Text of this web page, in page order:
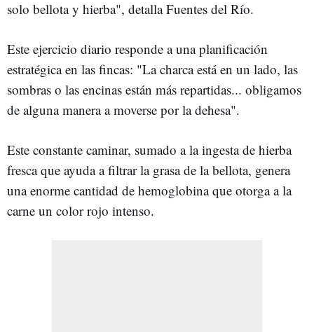
solo bellota y hierba", detalla Fuentes del Río.
Este ejercicio diario responde a una planificación
estratégica en las fincas: "La charca está en un lado, las
sombras o las encinas están más repartidas... obligamos
de alguna manera a moverse por la dehesa".
Este constante caminar, sumado a la ingesta de hierba
fresca que ayuda a filtrar la grasa de la bellota, genera
una enorme cantidad de hemoglobina que otorga a la
carne un color rojo intenso.